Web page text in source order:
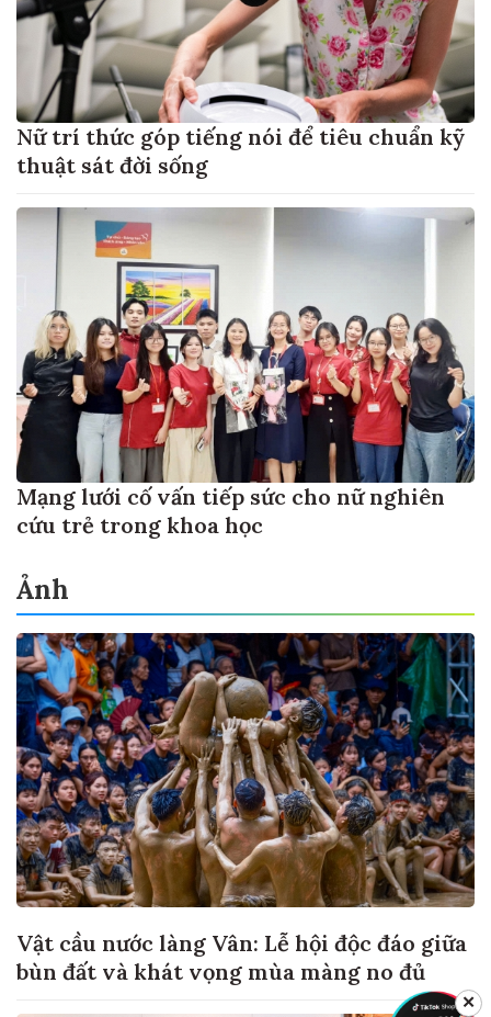
Nữ trí thức góp tiếng nói để tiêu chuẩn kỹ
thuật sát đời sống
Mạng lưới cố vấn tiếp sức cho nữ nghiên
cứu trẻ trong khoa học
Ảnh
Vật cầu nước làng Vân: Lễ hội độc đáo giữa
bùn đất và khát vọng mùa màng no đủ
✕